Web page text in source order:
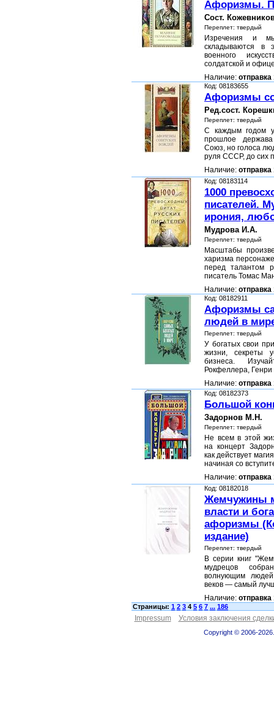
Афоризмы.
Сост.
Переплет: твердый
Изречения и
складываются в
военного
солдатской и
Наличие: отправка
Код: 08183655
Афоризмы
Ред.сост.
Переплет: твердый
C каждым годом
прошлое
Союз, но голоса
руля СССР, до сих
Наличие: отправка
Код: 08183114
1000
писателей.
ирония,
Мудрова И.А.
Переплет: твердый
Масштабы
харизма
перед талантом
писатель Томас
Наличие: отправка
Код: 08182911
Афоризмы
людей в
Переплет: твердый
У богатых свои
жизни, секреты
бизнеса.
Рокфеллера,
Наличие: отправка
Код: 08182373
Большой
Задорнов М.Н.
Переплет: твердый
Не всем в этой
на концерт
как действует
начиная со
Наличие: отправка
Код: 08182018
Жемчужины
власти и
афоризмы
издание)
Переплет: твердый
В серии книг
мудрецов
волнующим
веков — самый
Наличие: отправка
Страницы: 1 2 3 4 5 6 7 ... 186
Impressum Условия заключения
Copyright © 2006-